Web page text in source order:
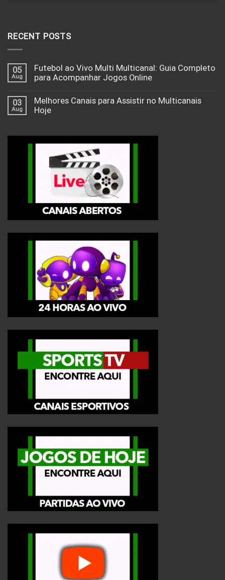
RECENT POSTS
05
Aug
Futebol ao Vivo Multi Multicanal: Guia Completo
para Acompanhar Jogos Online
03
Aug
Melhores Canais para Assistir no Multicanais
Hoje